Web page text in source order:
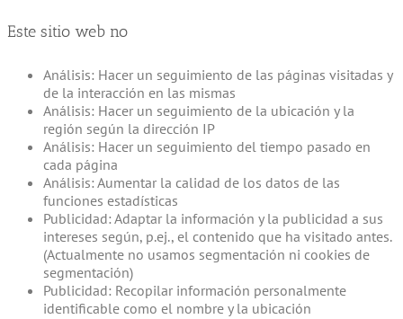
Este sitio web no
Análisis: Hacer un seguimiento de las páginas visitadas y
de la interacción en las mismas
Análisis: Hacer un seguimiento de la ubicación y la
región según la dirección IP
Análisis: Hacer un seguimiento del tiempo pasado en
cada página
Análisis: Aumentar la calidad de los datos de las
funciones estadísticas
Publicidad: Adaptar la información y la publicidad a sus
intereses según, p.ej., el contenido que ha visitado antes.
(Actualmente no usamos segmentación ni cookies de
segmentación)
Publicidad: Recopilar información personalmente
identificable como el nombre y la ubicación